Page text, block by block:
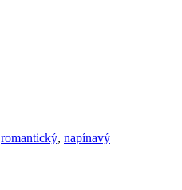
romantický, napínavý